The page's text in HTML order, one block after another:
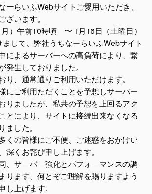
ーらいふWebサイトご愛用いただき、
ざいます。
）午前10時頃 〜 1月16日（土曜日）
して、弊社うちなーらいふWebサイト
によるサーバーへの高負荷により、繋
発生しておりました。
り、通常通りご利用いただけます。
にご利用ただくことを予想しサーバー
りましたが、私共の予想を上回るアク
とにより、サイトに接続出来なくなる
ました。
くの皆様にご不便、ご迷惑をおかけい
深くお詫び申し上げます。
、サーバー強化とパフォーマンスの調
ります、何とぞご理解を賜りますよう
し上げます。